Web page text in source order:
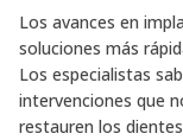
Los avances en
soluciones más
Los especialistas
intervenciones que
restauren los